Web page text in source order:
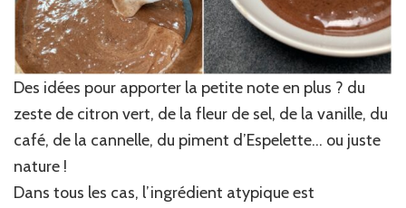
Des idées pour apporter la petite note en plus ? du
zeste de citron vert, de la fleur de sel, de la vanille, du
café, de la cannelle, du piment d’Espelette… ou juste
nature !
Dans tous les cas, l’ingrédient atypique est